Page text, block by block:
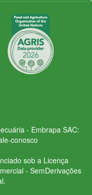
- Embrapa SAC:
conosco
sob a Licença
- SemDerivações